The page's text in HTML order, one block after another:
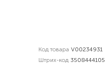
Код товара V00234931
Штрих-код